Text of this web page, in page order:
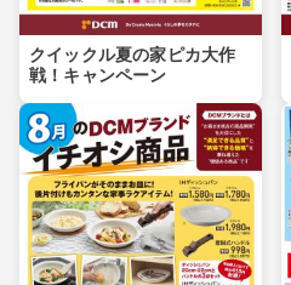
クイックル夏の家ピカ大作
戦！キャンペーン